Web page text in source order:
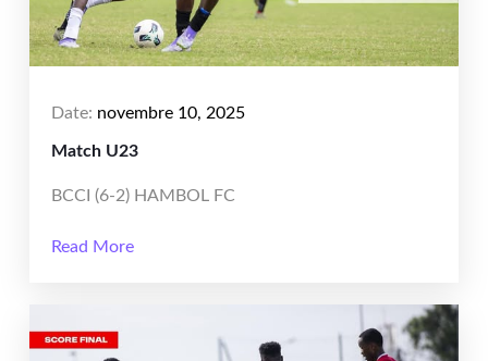
Date: novembre 10, 2025
Match U23
BCCI (6-2) HAMBOL FC
Read More